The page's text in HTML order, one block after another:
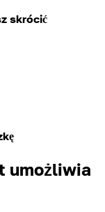
skrócić
umożliwia